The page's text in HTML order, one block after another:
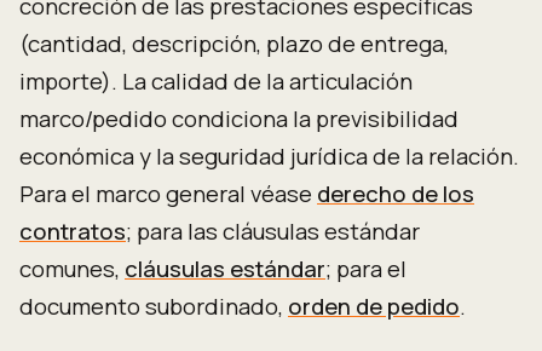
(cantidad, descripción, plazo de entrega,
importe). La calidad de la articulación
marco/pedido condiciona la previsibilidad
económica y la seguridad jurídica de la relación.
Para el marco general véase derecho de los
contratos; para las cláusulas estándar
comunes, cláusulas estándar; para el
documento subordinado, orden de pedido.